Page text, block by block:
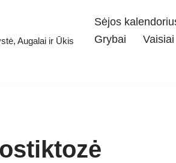
Augalai ir Ūkis
Sėjos
Grybai
Vaisiai